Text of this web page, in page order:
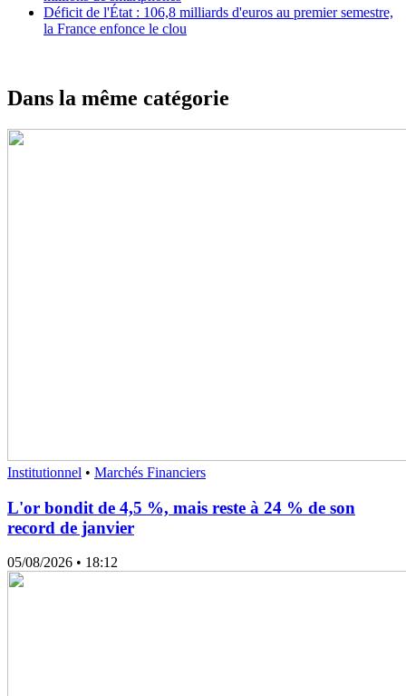
Déficit de l'État : 106,8 milliards d'euros au premier semestre,
la France enfonce le clou
Dans la même catégorie
Institutionnel • Marchés Financiers
L'or bondit de 4,5 %, mais reste à 24 % de son
record de janvier
05/08/2026 • 18:12